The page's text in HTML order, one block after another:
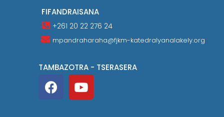
FIFANDRAISANA
+261 20 22 276 24
mpandraharaha@fjkm-katedralyanalakely.org
TAMBAZOTRA - TSERASERA